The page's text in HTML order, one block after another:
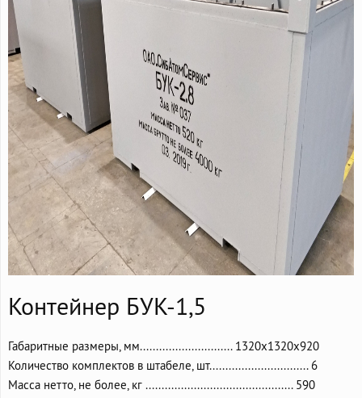
Контейнер БУК-1,5
Габаритные размеры, мм............................. 1320х1320х920
Количество комплектов в штабеле, шт............................... 6
Масса нетто, не более, кг .............................................. 590